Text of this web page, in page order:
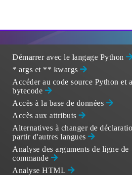
Démarrer avec le langage Python
* args et ** kwargs
Accéder au code source Python et
bytecode
Accès à la base de données
Accès aux attributs
Alternatives à changer de
partir d'autres langues
Analyse des arguments de ligne de
commande
Analyse HTML